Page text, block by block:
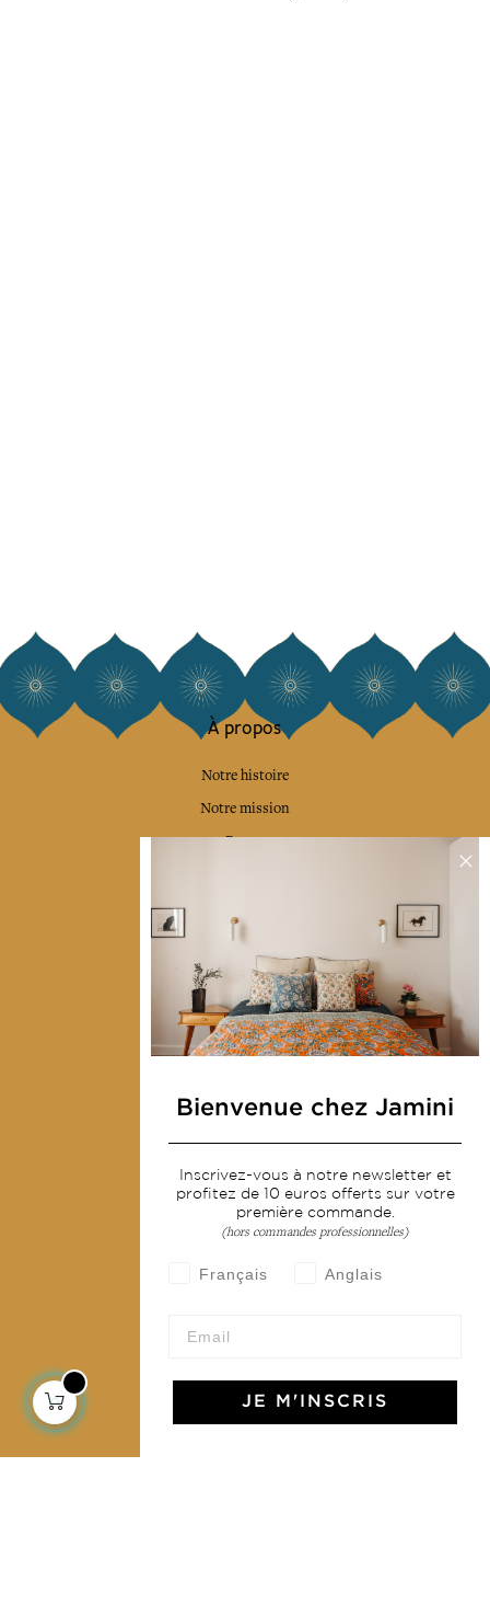
À propos
Notre histoire
Notre mission
Presse
Collections
Déco & Linge de maison
Linge de table
Sacs & pochettes
Services
Livraison & retour
CGV
Devenir revendeur
L'Art de Vivre Jamini
Bienvenue chez Jamini
Inscrivez-vous à notre newsletter et
profitez de 10 euros offerts sur votre
première commande.
(hors commandes professionnelles)
Français Anglais
JE M'INSCRIS